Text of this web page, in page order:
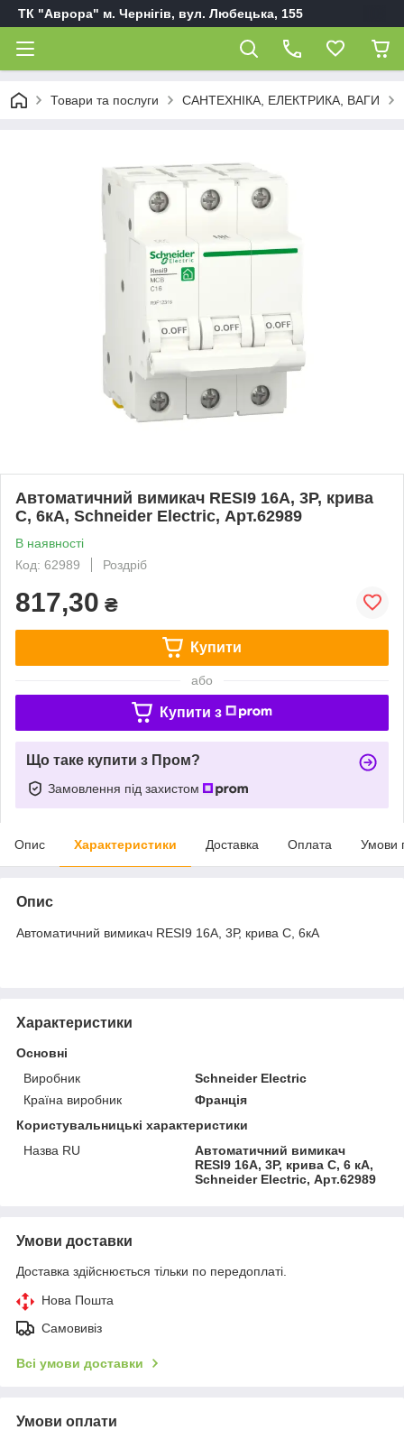
ТК "Аврора" м. Чернігів, вул. Любецька, 155
Товари та послуги САНТЕХНІКА, ЕЛЕКТРИКА, ВАГИ
Автоматичний вимикач RESI9 16А, 3Р, крива
С, 6кА, Schneider Electric, Арт.62989
В наявності
Код: 62989
Роздріб
817,30 ₴
Купити
або
Купити з
Що таке купити з Пром?
Замовлення під захистом
Опис Характеристики Доставка Оплата Умови
Опис
Автоматичний вимикач RESI9 16А, 3Р, крива С, 6кА
Характеристики
Основні
Виробник
Schneider Electric
Країна виробник
Франція
Користувальницькі характеристики
Назва RU
Автоматичний вимикач
RESI9 16А, 3Р, крива С, 6 кА,
Schneider Electric, Арт.62989
Умови доставки
Доставка здійснюється тільки по передоплаті.
Нова Пошта
Самовивіз
Всі умови доставки
Умови оплати